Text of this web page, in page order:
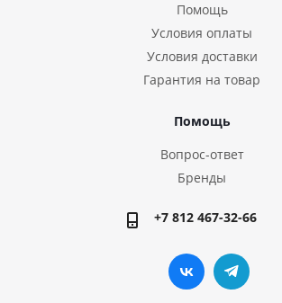
Помощь
Условия оплаты
Условия доставки
Гарантия на товар
Помощь
Вопрос-ответ
Бренды
+7 812 467-32-66